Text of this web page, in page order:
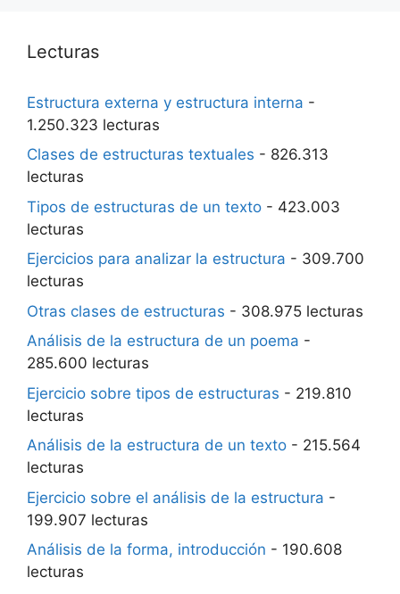
Lecturas
Estructura externa y estructura interna -
1.250.323 lecturas
Clases de estructuras textuales - 826.313
lecturas
Tipos de estructuras de un texto - 423.003
lecturas
Ejercicios para analizar la estructura - 309.700
lecturas
Otras clases de estructuras - 308.975 lecturas
Análisis de la estructura de un poema -
285.600 lecturas
Ejercicio sobre tipos de estructuras - 219.810
lecturas
Análisis de la estructura de un texto - 215.564
lecturas
Ejercicio sobre el análisis de la estructura -
199.907 lecturas
Análisis de la forma, introducción - 190.608
lecturas